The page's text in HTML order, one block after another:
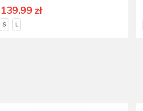
139.99 zł
S L